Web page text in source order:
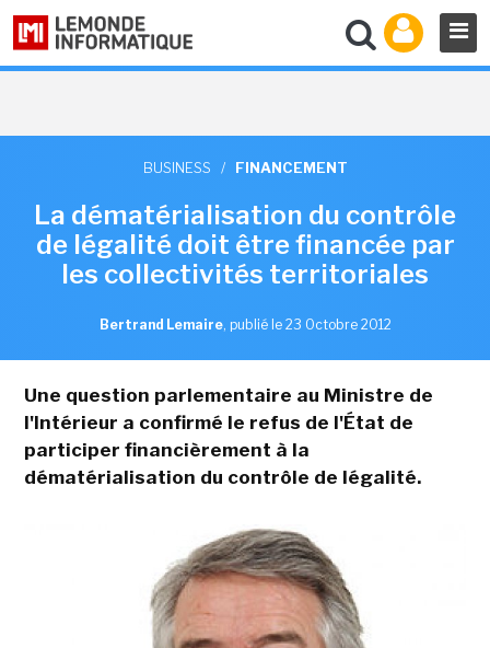
BUSINESS / FINANCEMENT
La dématérialisation du contrôle
de légalité doit être financée par
les collectivités territoriales
Bertrand Lemaire, publié le 23 Octobre 2012
Une question parlementaire au Ministre de
l'Intérieur a confirmé le refus de l'État de
participer financièrement à la
dématérialisation du contrôle de légalité.